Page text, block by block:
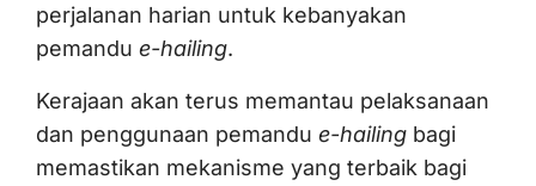
perjalanan harian untuk kebanyakan
pemandu e-hailing.
Kerajaan akan terus memantau pelaksanaan
dan penggunaan pemandu e-hailing bagi
memastikan mekanisme yang terbaik bagi